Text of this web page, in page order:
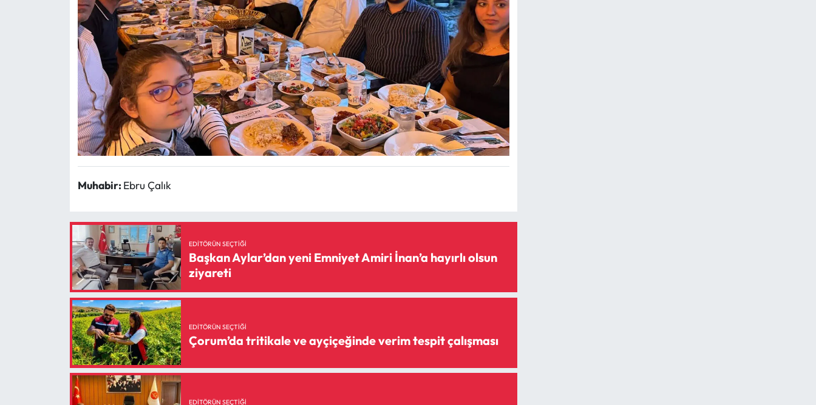
Muhabir: Ebru Çalık
EDITÖRÜN SEÇTIĞI
Başkan Aylar’dan yeni Emniyet Amiri İnan’a hayırlı olsun
ziyareti
EDITÖRÜN SEÇTIĞI
Çorum’da tritikale ve ayçiçeğinde verim tespit çalışması
EDITÖRÜN SEÇTIĞI